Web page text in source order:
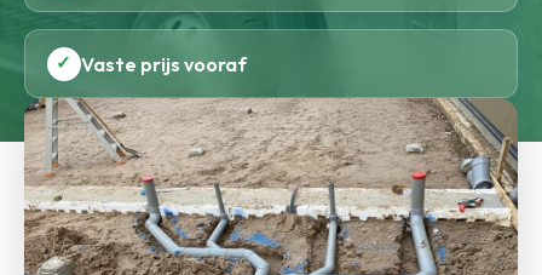
✓ Vaste prijs vooraf